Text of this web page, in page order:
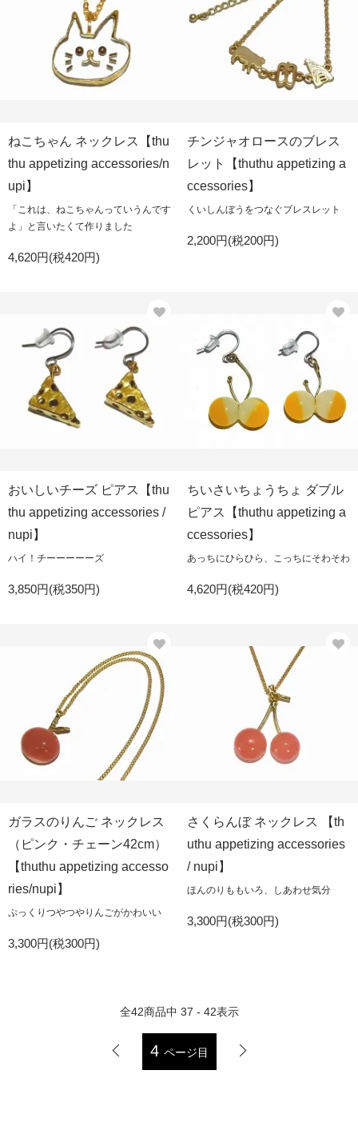
ねこちゃん ネックレス【thu
thu appetizing accessories/n
upi】
「これは、ねこちゃんっていうんです
よ」と言いたくて作りました
4,620円(税420円)
チンジャオロースのブレス
レット【thuthu appetizing a
ccessories】
くいしんぼうをつなぐブレスレット
2,200円(税200円)
おいしいチーズ ピアス【thu
thu appetizing accessories /
nupi】
ハイ！チーーーーーズ
3,850円(税350円)
ちいさいちょうちょ ダブル
ピアス【thuthu appetizing a
ccessories】
あっちにひらひら、こっちにそわそわ
4,620円(税420円)
ガラスのりんご ネックレス
（ピンク・チェーン42cm）
【thuthu appetizing accesso
ries/nupi】
ぷっくりつやつやりんごがかわいい
3,300円(税300円)
さくらんぼ ネックレス 【th
uthu appetizing accessories
/ nupi】
ほんのりももいろ、しあわせ気分
3,300円(税300円)
全42商品中 37 - 42表示
4 ページ目